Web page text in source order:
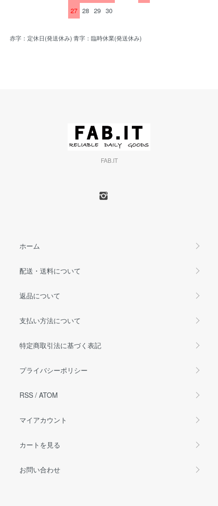
27 28 29 30
赤字：定休日(発送休み) 青字：臨時休業(発送休み)
FAB.IT
ホーム
配送・送料について
返品について
支払い方法について
特定商取引法に基づく表記
プライバシーポリシー
RSS / ATOM
マイアカウント
カートを見る
お問い合わせ